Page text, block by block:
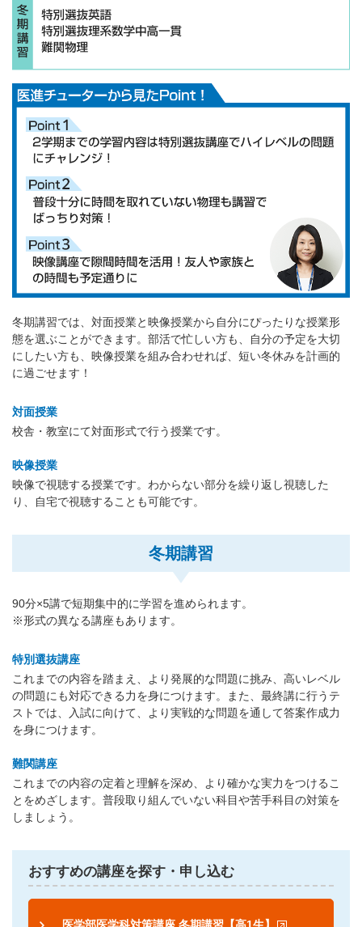
冬期講習では、対面授業と映像授業から自分にぴったりな授業形
態を選ぶことができます。部活で忙しい方も、自分の予定を大切
にしたい方も、映像授業を組み合わせれば、短い冬休みを計画的
に過ごせます！
対面授業
校舎・教室にて対面形式で行う授業です。
映像授業
映像で視聴する授業です。わからない部分を繰り返し視聴した
り、自宅で視聴することも可能です。
冬期講習
90分×5講で短期集中的に学習を進められます。
※形式の異なる講座もあります。
特別選抜講座
これまでの内容を踏まえ、より発展的な問題に挑み、高いレベル
の問題にも対応できる力を身につけます。また、最終講に行うテ
ストでは、入試に向けて、より実戦的な問題を通して答案作成力
を身につけます。
難関講座
これまでの内容の定着と理解を深め、より確かな実力をつけるこ
とをめざします。普段取り組んでいない科目や苦手科目の対策を
しましょう。
おすすめの講座を探す・申し込む